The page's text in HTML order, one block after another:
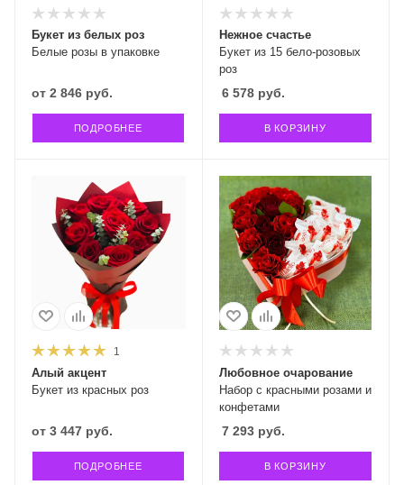
Белые розы в упаковке
Букет из белых роз
от 2 846 руб.
ПОДРОБНЕЕ
Букет из 15 бело-розовых
роз
Нежное счастье
6 578руб.
В КОРЗИНУ
1
Букет из красных роз
Алый акцент
от 3 447 руб.
ПОДРОБНЕЕ
Набор с красными розами и
конфетами
Любовное очарование
7 293руб.
В КОРЗИНУ